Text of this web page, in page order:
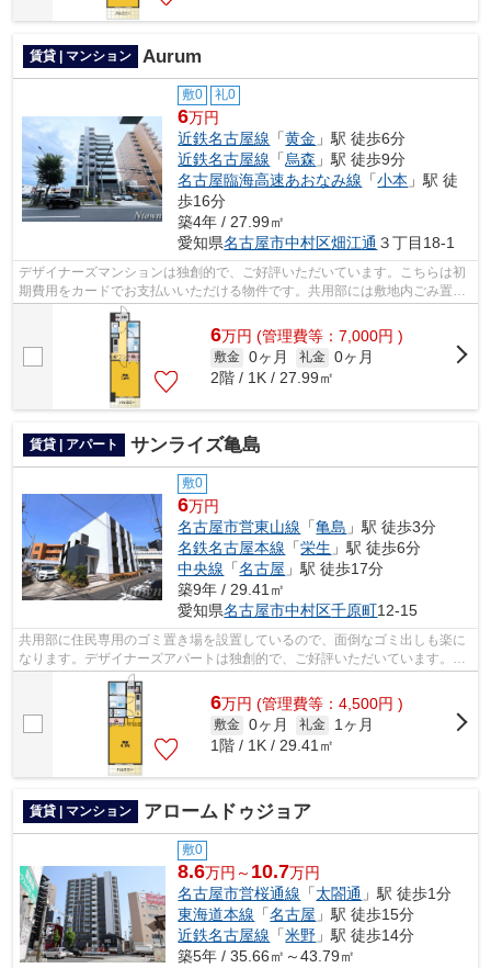
賃貸 | マンション Aurum
敷0 礼0
6万円
近鉄名古屋線 「黄金 」駅 徒歩6分
近鉄名古屋線 「烏森 」駅 徒歩9分
名古屋臨海高速あおなみ線 「小本 」駅 徒
歩16分
築4年 / 27.99㎡
愛知県名古屋市中村区畑江通 ３丁目18-1
デザイナーズマンションは独創的で、ご好評いただいています。こちらは初
期費用をカードでお支払いいただける物件です。共用部には敷地内ごみ置き
場・エレベータなどが揃っております...
6万円 (管理費等：7,000円 )
敷金 0ヶ月 礼金 0ヶ月
2階 / 1K / 27.99㎡
賃貸 | アパート サンライズ亀島
敷0
6万円
名古屋市営東山線 「亀島 」駅 徒歩3分
名鉄名古屋本線 「栄生 」駅 徒歩6分
中央線 「名古屋 」駅 徒歩17分
築9年 / 29.41㎡
愛知県名古屋市中村区千原町12-15
共用部に住民専用のゴミ置き場を設置しているので、面倒なゴミ出しも楽に
なります。デザイナーズアパートは独創的で、ご好評いただいています。現
在空家の物件です。新着情報：サンラ...
6万円 (管理費等：4,500円 )
敷金 0ヶ月 礼金
1ヶ月
1階 / 1K / 29.41㎡
賃貸 | マンション アロームドゥジョア
敷0
8.6万円～ 10.7万円
名古屋市営桜通線 「太閤通 」駅 徒歩1分
東海道本線 「名古屋 」駅 徒歩15分
近鉄名古屋線 「米野 」駅 徒歩14分
築5年 / 35.66㎡～43.79㎡